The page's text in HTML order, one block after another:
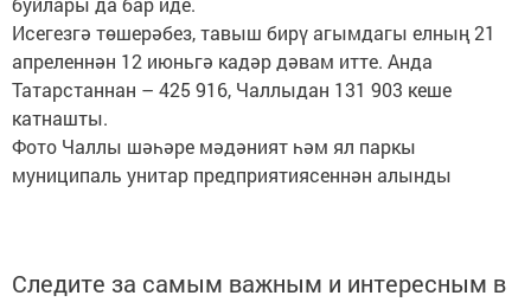
Исегезгә төшерәбез, тавыш бирү агымдагы елның 21
апреленнән 12 июньгә кадәр дәвам итте. Анда
Татарстаннан – 425 916, Чаллыдан 131 903 кеше
катнашты.
Фото Чаллы шәһәре мәдәният һәм ял паркы
муниципаль унитар предприятиясеннән алынды
Следите за самым важным и интересным в